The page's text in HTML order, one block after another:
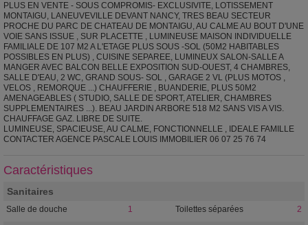
PLUS EN VENTE - SOUS COMPROMIS- EXCLUSIVITE, LOTISSEMENT
MONTAIGU, LANEUVEVILLE DEVANT NANCY, TRES BEAU SECTEUR
PROCHE DU PARC DE CHATEAU DE MONTAIGU, AU CALME AU BOUT D'UNE
VOIE SANS ISSUE , SUR PLACETTE , LUMINEUSE MAISON INDIVIDUELLE
FAMILIALE DE 107 M2 A L'ETAGE PLUS SOUS -SOL (50M2 HABITABLES
POSSIBLES EN PLUS) , CUISINE SEPAREE, LUMINEUX SALON-SALLE A
MANGER AVEC BALCON BELLE EXPOSITION SUD-OUEST, 4 CHAMBRES,
SALLE D'EAU, 2 WC, GRAND SOUS- SOL , GARAGE 2 VL (PLUS MOTOS ,
VELOS , REMORQUE ...) CHAUFFERIE , BUANDERIE, PLUS 50M2
AMENAGEABLES ( STUDIO, SALLE DE SPORT, ATELIER, CHAMBRES
SUPPLEMENTAIRES ...). BEAU JARDIN ARBORE 518 M2 SANS VIS A VIS.
CHAUFFAGE GAZ. LIBRE DE SUITE.
LUMINEUSE, SPACIEUSE, AU CALME, FONCTIONNELLE , IDEALE FAMILLE
CONTACTER AGENCE PASCALE LOUIS IMMOBILIER 06 07 25 76 74
Caractéristiques
Sanitaires
Salle de douche 1 Toilettes séparées 2